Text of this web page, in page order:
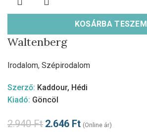
KOSÁRBA TESZEM
Waltenberg
Irodalom, Szépirodalom
Szerző: Kaddour, Hédi
Kiadó: Göncöl
2.940Ft 2.646 Ft (Online ár)